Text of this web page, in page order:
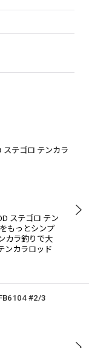
ステゴロ テンカラ
ステゴロ テン
もっとシンプ
カラ釣りで大
ンカラロッド
#2/3